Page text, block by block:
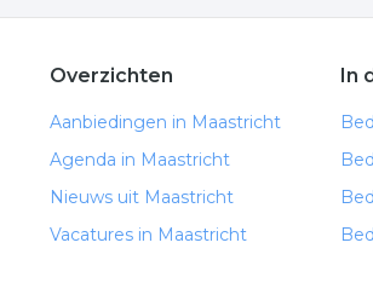
Overzichten
Aanbiedingen in Maastricht
Agenda in Maastricht
Nieuws uit Maastricht
Vacatures in Maastricht
In